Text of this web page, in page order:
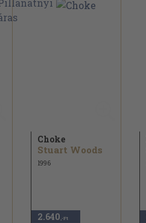
Choke
Stuart Woods
1996
2.640 ,-Ft